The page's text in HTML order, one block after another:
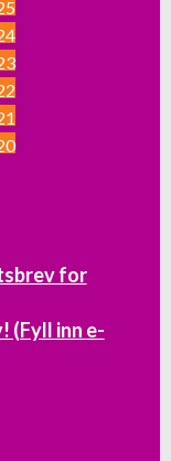
for
(Fyll inn e-